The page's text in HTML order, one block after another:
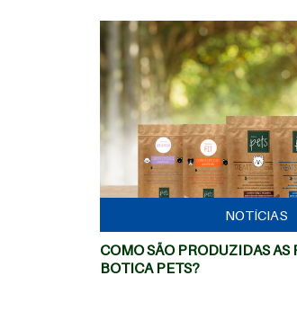
MAIS
NOTÍCIAS
COMO SÃO PRODUZIDAS AS
BOTICA PETS?